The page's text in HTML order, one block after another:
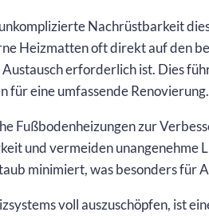
Nachrüstbarkeit
Heizmatten oft direkt auf den
erforderlich ist. Dies
für eine umfassende Renovierung.
Fußbodenheizungen zur
und vermeiden
minimiert, was besonders für
voll auszuschöpfen, ist